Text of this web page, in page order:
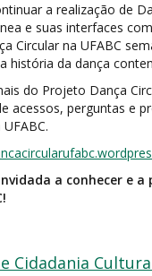
a realização de
e suas interfaces
Circular na UFABC
história da dança
do Projeto Dança
acessos, perguntas e
a conhecer e
Cidadania